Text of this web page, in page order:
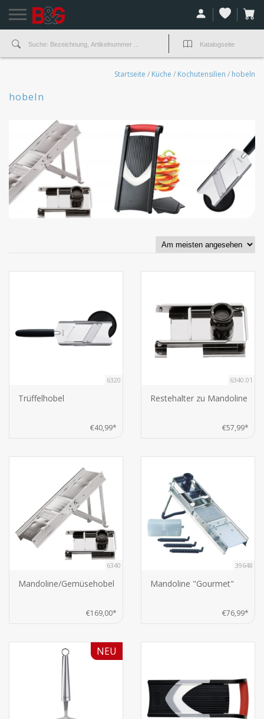
Startseite / Küche / Kochutensilien / hobeln
hobeln
6320
Trüffelhobel
€40,99*
6340.01
Restehalter zu Mandoline
€57,99*
6340
Mandoline/Gemüsehobel
€169,00*
39648
Mandoline "Gourmet"
€76,99*
NEU